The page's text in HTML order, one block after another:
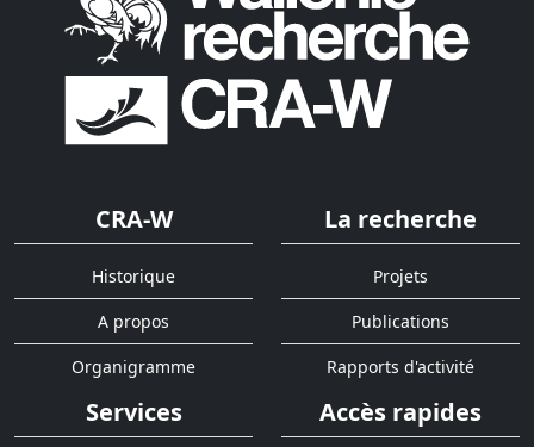
CRA-W
Historique
A propos
Organigramme
La recherche
Projets
Publications
Rapports d'activité
Services Accès rapides